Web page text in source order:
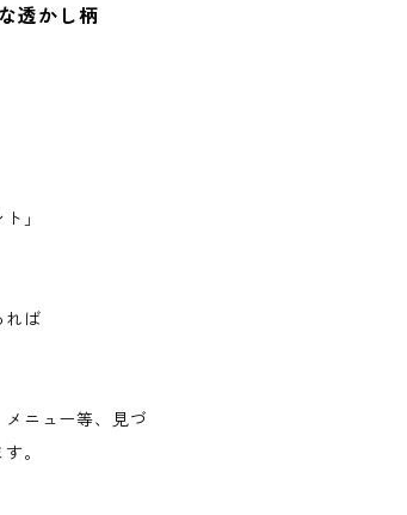
透かし柄
」
れば
ニュー等、見づ
。